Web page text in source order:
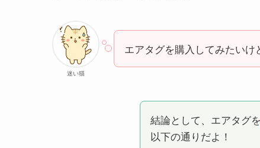
迷い猫
エアタグを購入してみたい
結論として、エアタグを
以下の通りだよ！